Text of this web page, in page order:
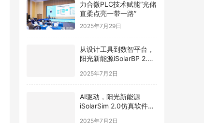
力合微PLC技术赋能“光储
直柔点亮一带一路”
2025年7月29日
从设计工具到数智平台，
阳光新能源iSolarBP 2.0
式！
2025年7月2日
AI驱动，阳光新能源
iSolarSim 2.0仿真软件引
2025年7月2日